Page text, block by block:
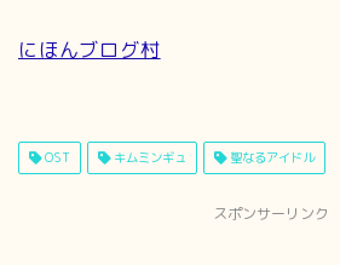
にほんブログ村
OST キムミンギュ 聖なるアイドル
スポンサーリンク